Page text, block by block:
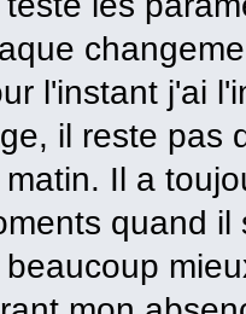
l'instant j'ai
il reste pas
matin. Il a
quand il